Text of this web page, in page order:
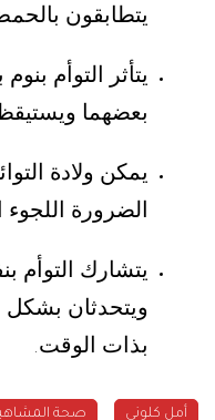
يتطابقون
يتأثر التوأم
بعضهما
يمكن ولادة
الضرورة اللجوء
يتشارك
ويتحدثان بشكل
بذات الوقت.
أمل كلوني صحة